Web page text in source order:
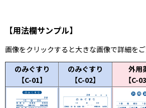
【用法欄サンプル】
画像をクリックすると大きな画像で詳細をご
のみぐすり
【C-01】
のみぐすり
【C-02】
外用
【C-03